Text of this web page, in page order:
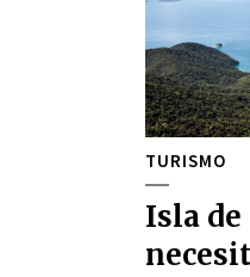
TURISMO
Isla de